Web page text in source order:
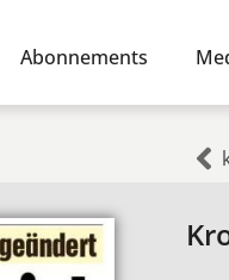
Abonnements